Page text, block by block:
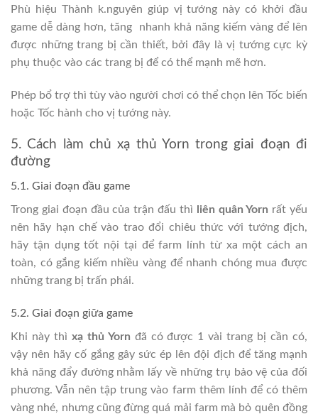
Phù hiệu Thành k.nguyên giúp vị tướng này có khởi đầu
game dễ dàng hơn, tăng nhanh khả năng kiếm vàng để lên
được những trang bị cần thiết, bởi đây là vị tướng cực kỳ
phụ thuộc vào các trang bị để có thể mạnh mẽ hơn.
Phép bổ trợ thì tùy vào người chơi có thể chọn lên Tốc biến
hoặc Tốc hành cho vị tướng này.
5. Cách làm chủ xạ thủ Yorn trong giai đoạn đi
đường
5.1. Giai đoạn đầu game
Trong giai đoạn đầu của trận đấu thì liên quân Yorn rất yếu
nên hãy hạn chế vào trao đổi chiêu thức với tướng địch,
hãy tận dụng tốt nội tại để farm lính từ xa một cách an
toàn, có gắng kiếm nhiều vàng để nhanh chóng mua được
những trang bị trấn phái.
5.2. Giai đoạn giữa game
Khi này thì xạ thủ Yorn đã có được 1 vài trang bị cần có,
vậy nên hãy cố gắng gây sức ép lên đội địch để tăng mạnh
khả năng đẩy đường nhằm lấy về những trụ bảo vệ của đối
phương. Vẫn nên tập trung vào farm thêm lính để có thêm
vàng nhé, nhưng cũng đừng quá mải farm mà bỏ quên đồng